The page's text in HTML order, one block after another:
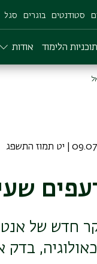
סטודנטים בוגרים סגל
הלימוד אודות
תמוז התשפג
חדש של אנט